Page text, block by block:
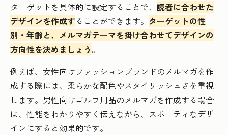
ターゲットを具体的に設定することで、 読者に合わせた
デザインを作成することができます。 ターゲットの性
別・年齢と、メルマガテーマを掛け合わせてデザインの
方向性を決めましょう 。
例えば、女性向けファッションブランドのメルマガを作
成する際には、柔らかな配色やスタイリッシュさを重視
します。男性向けゴルフ用品のメルマガを作成する場合
は、性能をわかりやすく伝えながら、スポーティなデザ
インにすると効果的です。